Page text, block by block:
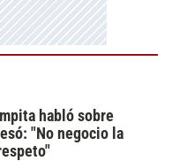
habló sobre
"No negocio la